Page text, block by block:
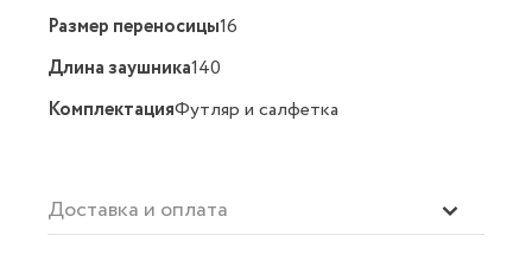
Размер переносицы16
Длина заушника140
КомплектацияФутляр и салфетка
Доставка и оплата